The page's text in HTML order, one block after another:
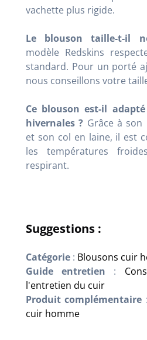
vachette plus rigide.
Le blouson taille-t-il
modèle Redskins
standard. Pour un porté
nous conseillons votre
Ce blouson est-il
hivernales ? Grâce à
et son col en laine, il est
les températures
respirant.
Suggestions :
Catégorie : Blousons cuir
Guide entretien :
l'entretien du cuir
Produit complémentaire :
cuir homme